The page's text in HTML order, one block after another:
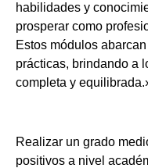
habilidades y
prosperar como
Estos módulos
prácticas, brindando a
completa y
Realizar un grado
positivos a nivel